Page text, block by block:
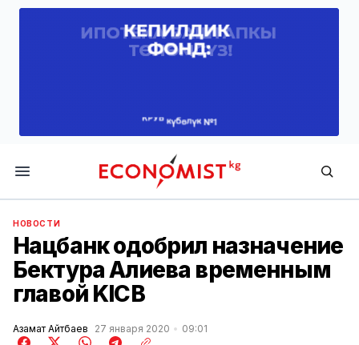
Economist.kg
НОВОСТИ
Нацбанк одобрил назначение
Бектура Алиева временным
главой KICB
Азамат Айтбаев 27 января 2020 09:01